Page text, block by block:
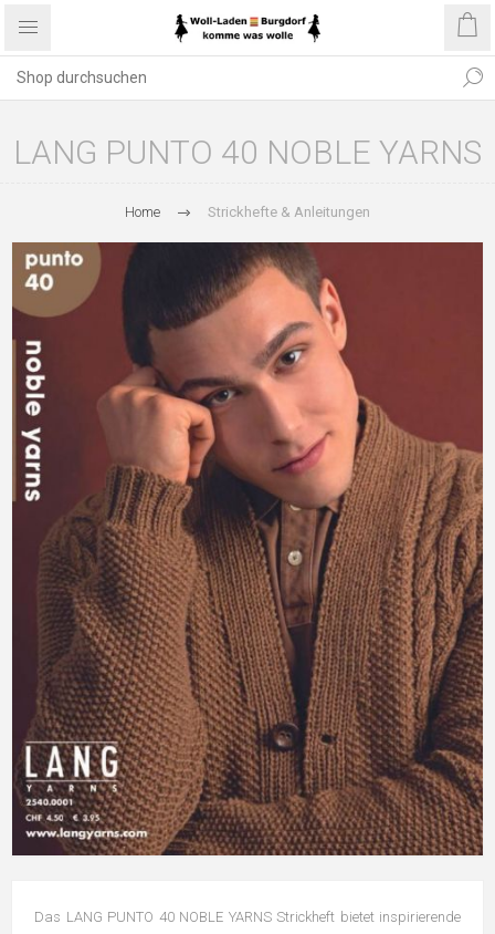
LANG PUNTO 40 NOBLE YARNS
Home Strickhefte & Anleitungen
Das LANG PUNTO 40 NOBLE YARNS Strickheft bietet inspirierende